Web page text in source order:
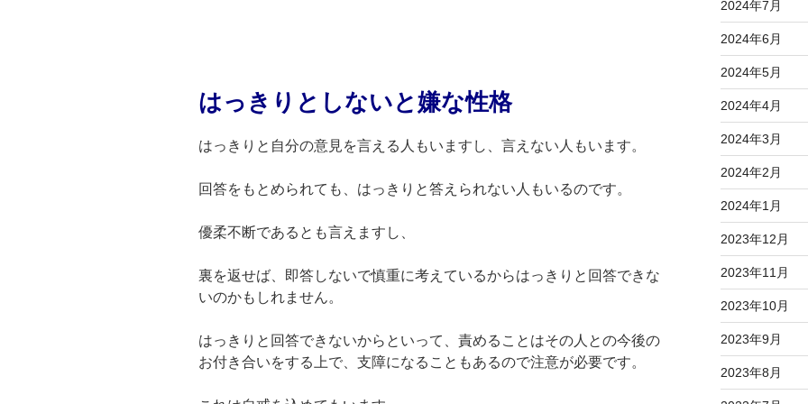
はっきりとしないと嫌な性格
はっきりと自分の意見を言える人もいますし、言えない人もいます。
回答をもとめられても、はっきりと答えられない人もいるのです。
優柔不断であるとも言えますし、
裏を返せば、即答しないで慎重に考えているからはっきりと回答できな
いのかもしれません。
はっきりと回答できないからといって、責めることはその人との今後の
お付き合いをする上で、支障になることもあるので注意が必要です。
2024年7月
2024年6月
2024年5月
2024年4月
2024年3月
2024年2月
2024年1月
2023年12月
2023年11月
2023年10月
2023年9月
2023年8月